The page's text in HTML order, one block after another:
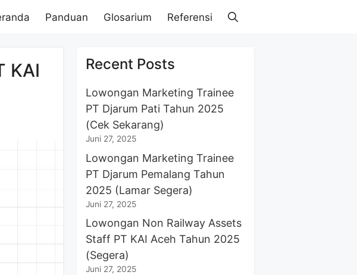
Panduan Glosarium Referensi
KAI
Recent Posts
Lowongan Marketing Trainee
PT Djarum Pati Tahun 2025
(Cek Sekarang)
Juni 27, 2025
Lowongan Marketing Trainee
PT Djarum Pemalang Tahun
2025 (Lamar Segera)
Juni 27, 2025
Lowongan Non Railway Assets
Staff PT KAI Aceh Tahun 2025
(Segera)
Juni 27, 2025